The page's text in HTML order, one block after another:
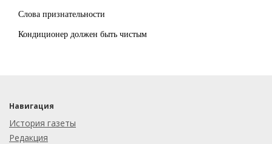
Слова признательности
Кондиционер должен быть чистым
Навигация
История газеты
Редакция